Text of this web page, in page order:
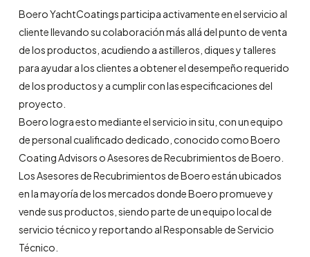
Boero YachtCoatings participa activamente en el servicio al
cliente llevando su colaboración más allá del punto de venta
de los productos, acudiendo a astilleros, diques y talleres
para ayudar a los clientes a obtener el desempeño requerido
de los productos y a cumplir con las especificaciones del
proyecto.
Boero logra esto mediante el servicio in situ, con un equipo
de personal cualificado dedicado, conocido como Boero
Coating Advisors o Asesores de Recubrimientos de Boero.
Los Asesores de Recubrimientos de Boero están ubicados
en la mayoría de los mercados donde Boero promueve y
vende sus productos, siendo parte de un equipo local de
servicio técnico y reportando al Responsable de Servicio
Técnico.